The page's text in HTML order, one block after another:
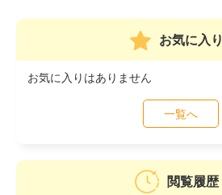
お気に入り
お気に入りはありません
一覧へ
閲覧履歴